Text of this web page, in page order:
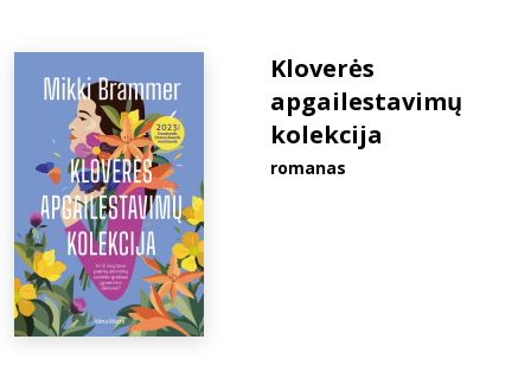
D.U.K.
Kloverės
apgailestavimų
kolekcija
romanas